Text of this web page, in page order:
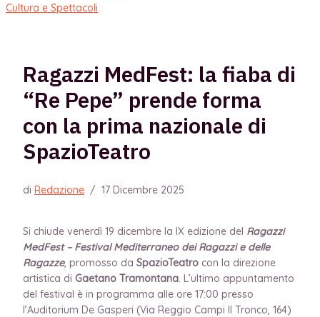
Cultura e Spettacoli
Ragazzi MedFest: la fiaba di
“Re Pepe” prende forma
con la prima nazionale di
SpazioTeatro
di Redazione / 17 Dicembre 2025
Si chiude venerdì 19 dicembre la IX edizione del Ragazzi
MedFest – Festival Mediterraneo dei Ragazzi e delle
Ragazze, promosso da SpazioTeatro con la direzione
artistica di Gaetano Tramontana. L’ultimo appuntamento
del festival è in programma alle ore 17:00 presso
l’Auditorium De Gasperi (Via Reggio Campi II Tronco, 164)